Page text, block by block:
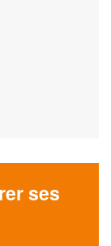
ses